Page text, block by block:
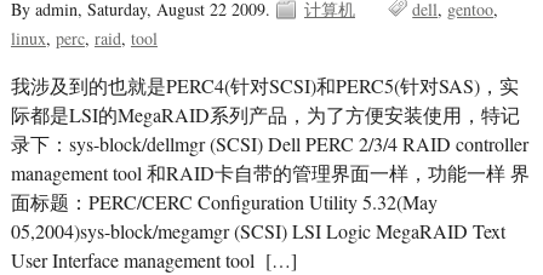
By admin, Saturday, August 22 2009. 计算机 dell gentoo
linux perc raid tool
我涉及到的也就是PERC4(针对SCSI)和PERC5(针对SAS)，实
际都是LSI的MegaRAID系列产品，为了方便安装使用，特记
录下：sys-block/dellmgr (SCSI) Dell PERC 2/3/4 RAID controller
management tool 和RAID卡自带的管理界面一样，功能一样 界
面标题：PERC/CERC Configuration Utility 5.32(May
05,2004)sys-block/megamgr (SCSI) LSI Logic MegaRAID Text
User Interface management tool […]